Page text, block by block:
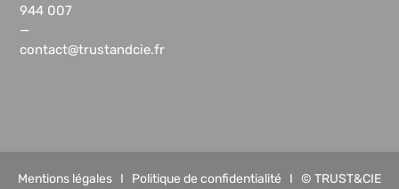
944 007
—
contact@trustandcie.fr
Mentions légales I Politique de confidentialité I © TRUST&CIE